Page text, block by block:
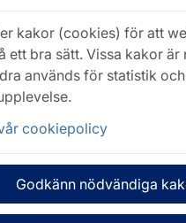
kakor (cookies) för att
ett bra sätt. Vissa kakor är
används för statistik
cookiepolicy
Godkänn nödvändiga